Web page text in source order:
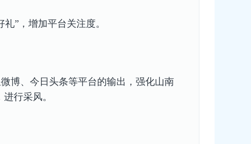
礼”，增加平台关注度。
博、今日头条等平台的输出，强化山南
行采风。